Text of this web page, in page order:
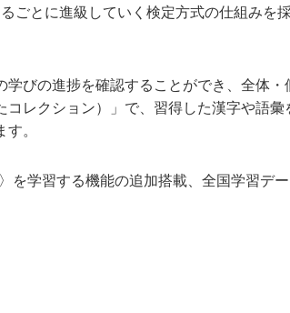
ごとに進級していく検定方式の仕組みを
びの進捗を確認することができ、全体・
レクション）」で、習得した漢字や語彙
。
を学習する機能の追加搭載、全国学習デ